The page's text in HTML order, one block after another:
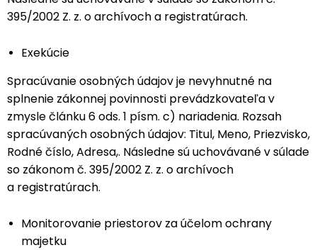
395/2002 Z. z. o archívoch a registratúrach.
Exekúcie
Spracúvanie osobných údajov je nevyhnutné na
splnenie zákonnej povinnosti prevádzkovateľa v
zmysle článku 6 ods. 1 písm. c) nariadenia. Rozsah
spracúvaných osobných údajov: Titul, Meno, Priezvisko,
Rodné číslo, Adresa,. Následne sú uchovávané v súlade
so zákonom č. 395/2002 Z. z. o archívoch
a registratúrach.
Monitorovanie priestorov za účelom ochrany
majetku